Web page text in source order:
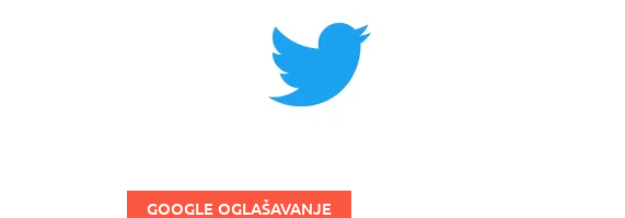
GOOGLE OGLAŠAVANJE